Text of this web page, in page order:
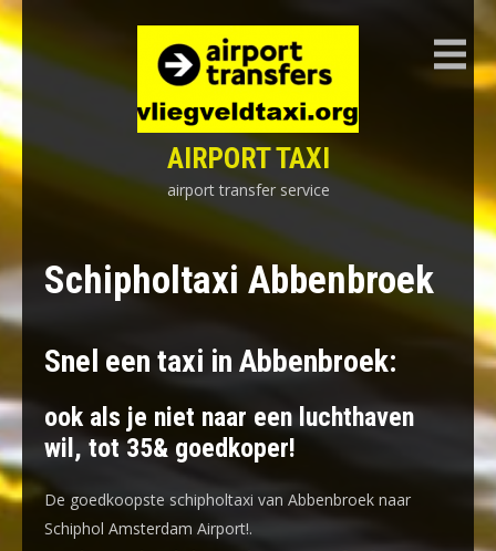
Skip
to
content
AIRPORT TAXI
airport transfer service
Schipholtaxi Abbenbroek
Snel een taxi in Abbenbroek:
ook als je niet naar een luchthaven
wil, tot 35& goedkoper!
De goedkoopste schipholtaxi van Abbenbroek naar
Schiphol Amsterdam Airport!.